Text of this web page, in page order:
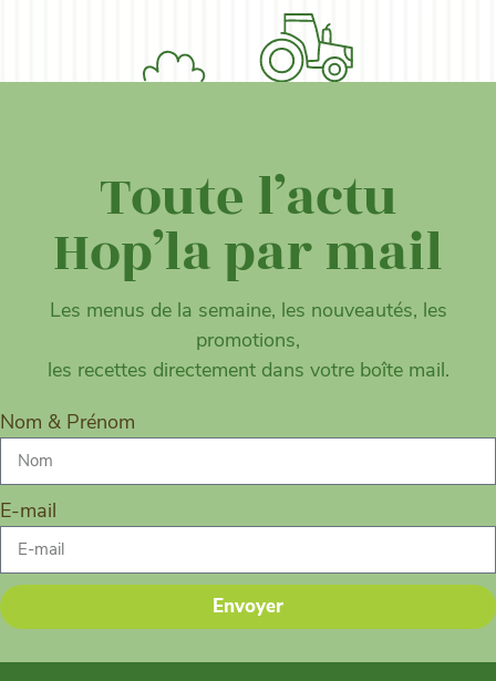
Toute l’actu
Hop’la par mail
Les menus de la semaine, les nouveautés, les
promotions,
les recettes directement dans votre boîte mail.
Nom & Prénom
E-mail
Envoyer